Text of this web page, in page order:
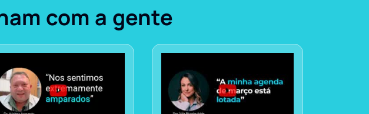
com a gente